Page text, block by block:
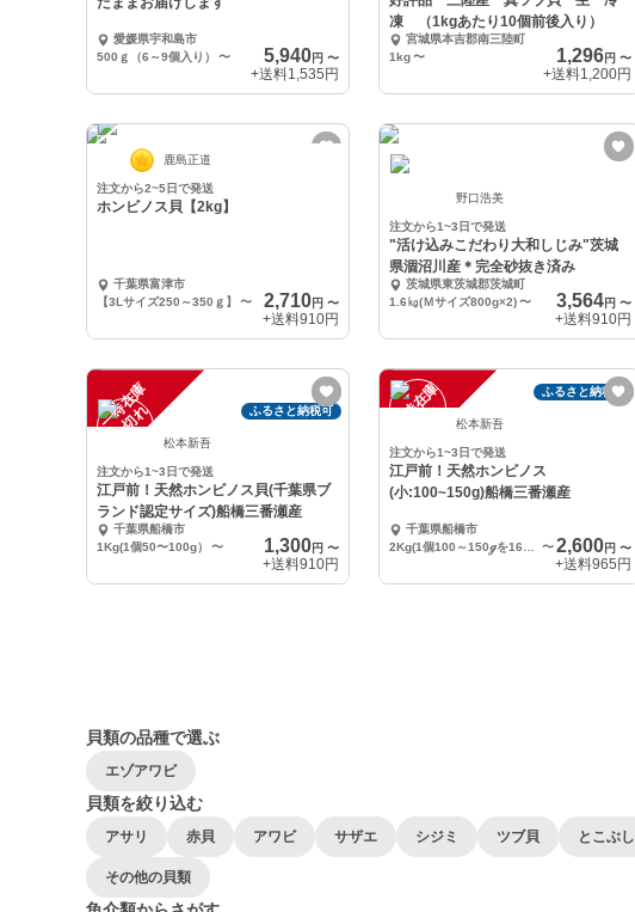
愛媛県宇和島市
500ｇ（6～9個入り）
〜 5,940円 〜
+送料1,535円
凍 （1kgあたり10個前後入り）
宮城県本吉郡南三陸町
1kg 〜 1,296円 〜
+送料1,200円
鹿島正道
注文から2~5日で発送
ホンビノス貝【2kg】
千葉県富津市
【3Lサイズ250～350ｇ】
〜 2,710円 〜
+送料910円
野口浩美
注文から1~3日で発送
"活け込みこだわり大和しじみ"茨城
県涸沼川産＊完全砂抜き済み
茨城県東茨城郡茨城町
1.6㎏(Ｍサイズ800g×2) 〜 3,564円 〜
+送料910円
一
時
在
庫
切
れ ふるさと納税可
松本新吾
注文から1~3日で発送
江戸前！天然ホンビノス貝(千葉県ブ
ランド認定サイズ)船橋三番瀬産
千葉県船橋市
1Kg(1個50〜100g）
〜 1,300円 〜
+送料910円
一
時
在
庫
切
れ
ふるさと納税可
松本新吾
注文から1~3日で発送
江戸前！天然ホンビノス
(小:100~150g)船橋三番瀬産
千葉県船橋市
〜 2,600円 〜
+送料965円
貝類の品種で選ぶ
エゾアワビ
貝類を絞り込む
アサリ 赤貝 アワビ サザエ シジミ ツブ貝 とこぶし
その他の貝類